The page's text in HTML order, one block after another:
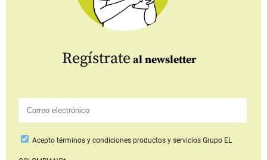
Regístrate al newsletter
Aceptotérminos y condiciones productos y serviciosGrupo EL